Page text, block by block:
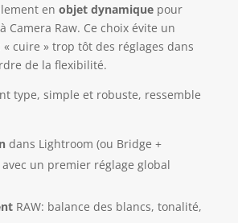
en objet dynamiquepour
Camera Raw. Ce choix évite un
cuire » trop tôt des réglages dans
de la flexibilité.
type, simple et robuste, ressemble
dans Lightroom (ou Bridge +
avec un premier réglage global
RAW: balance des blancs, tonalité,